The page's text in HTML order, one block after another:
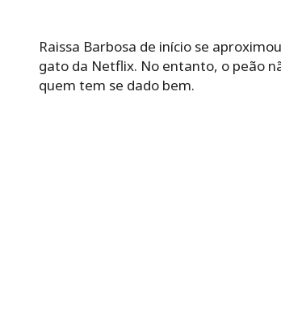
Raissa Barbosa de início se
gato da Netflix. No entanto, o peão
quem tem se dado bem.